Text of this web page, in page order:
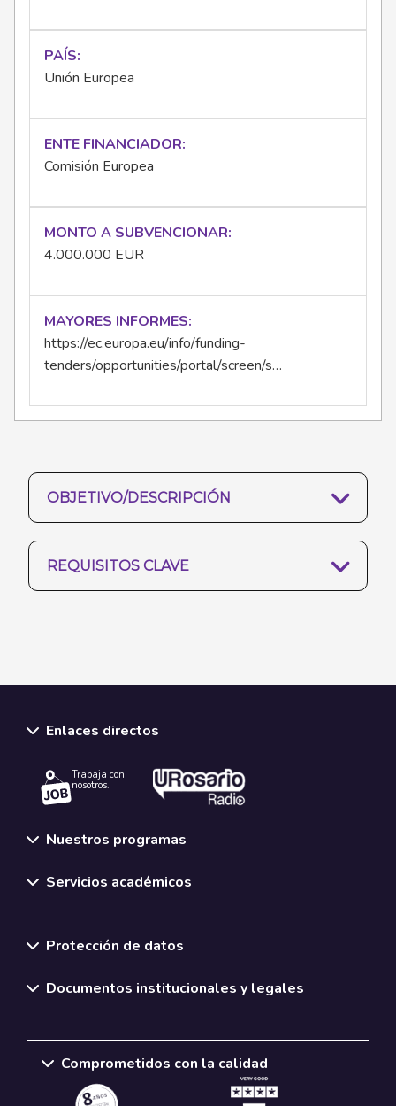
PAÍS
Unión Europea
ENTE FINANCIADOR
Comisión Europea
MONTO A SUBVENCIONAR
4.000.000 EUR
MAYORES INFORMES
https://ec.europa.eu/info/funding-
tenders/opportunities/portal/screen/s…
OBJETIVO/DESCRIPCIÓN
REQUISITOS CLAVE
Enlaces directos
Trabaja con
nosotros.
Nuestros programas
Servicios académicos
Protección de datos
Documentos institucionales y legales
Comprometidos con la calidad